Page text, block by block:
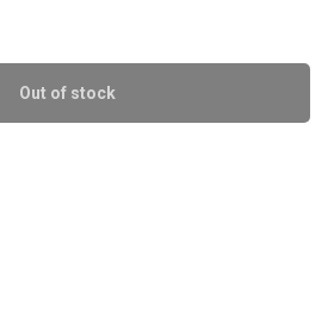
Out of stock